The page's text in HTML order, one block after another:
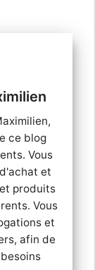
ce blog
Vous
et
produits
Vous
et
afin de